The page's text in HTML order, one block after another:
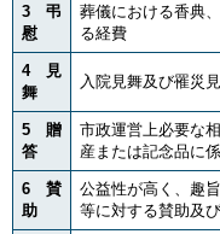
3 弔
慰
葬儀における香典
る経費
4 見
舞
入院見舞及び罹災
5 贈
答
市政運営上必要な
産または記念品に
6 賛
助
公益性が高く、趣
等に対する賛助及